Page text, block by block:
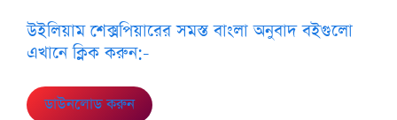
উইলিয়াম শেক্সপিয়ারের সমস্ত বাংলা অনুবাদ বইগুলো
এখানে ক্লিক করুন:-
ডাউনলোড করুন